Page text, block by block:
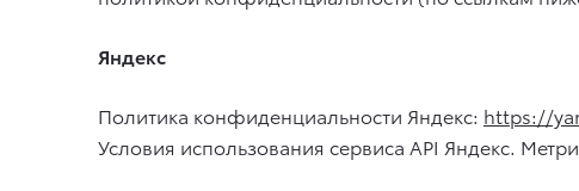
Яндекс
Политика конфиденциальности Яндекс: https://
Условия использования сервиса API Яндекс.